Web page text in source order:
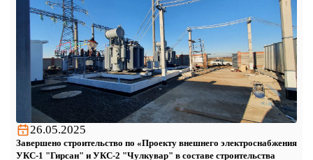
26.05.2025
Завершено строительство по «Проекту внешнего электроснабжения
УКС-1 "Гирсан" и УКС-2 "Чулкувар" в составе строительства